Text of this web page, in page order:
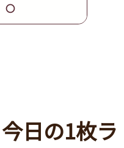
今日の1枚ラ
〇